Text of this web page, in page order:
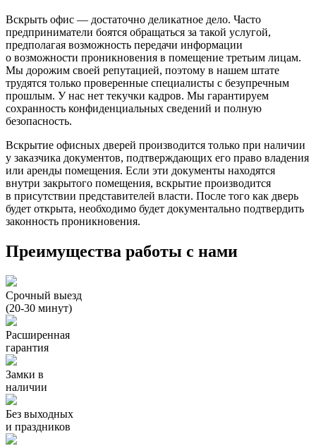
Вскрыть офис — достаточно деликатное дело. Часто
предприниматели боятся обращаться за такой услугой,
предполагая возможность передачи информации
о возможности проникновения в помещение третьим лицам.
Мы дорожим своей репутацией, поэтому в нашем штате
трудятся только проверенные специалисты с безупречным
прошлым. У нас нет текучки кадров. Мы гарантируем
сохранность конфиденциальных сведений и полную
безопасность.
Вскрытие офисных дверей производится только при наличии
у заказчика документов, подтверждающих его право владения
или аренды помещения. Если эти документы находятся
внутри закрытого помещения, вскрытие производится
в присутствии представителей власти. После того как дверь
будет открыта, необходимо будет документально подтвердить
законность проникновения.
Преимущества работы с нами
Срочный выезд
(20-30 минут)
Расширенная
гарантия
Замки в
наличии
Без выходных
и праздников